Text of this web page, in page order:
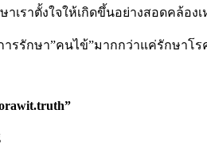
าเราตั้งใจให้เกิดขึ้นอย่างสอดคล้อ
ารรักษา”คนไข้”มากกว่าแค่รักษาโร